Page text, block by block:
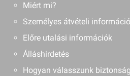
Miért mi?
Személyes átvételi
Előre utalási információk
Álláshirdetés
Hogyan válasszunk